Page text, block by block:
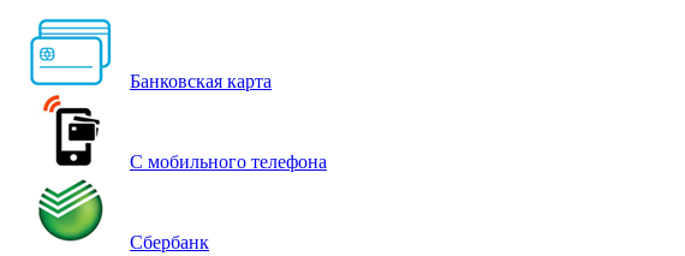
Банковская карта
С мобильного телефона
Сбербанк